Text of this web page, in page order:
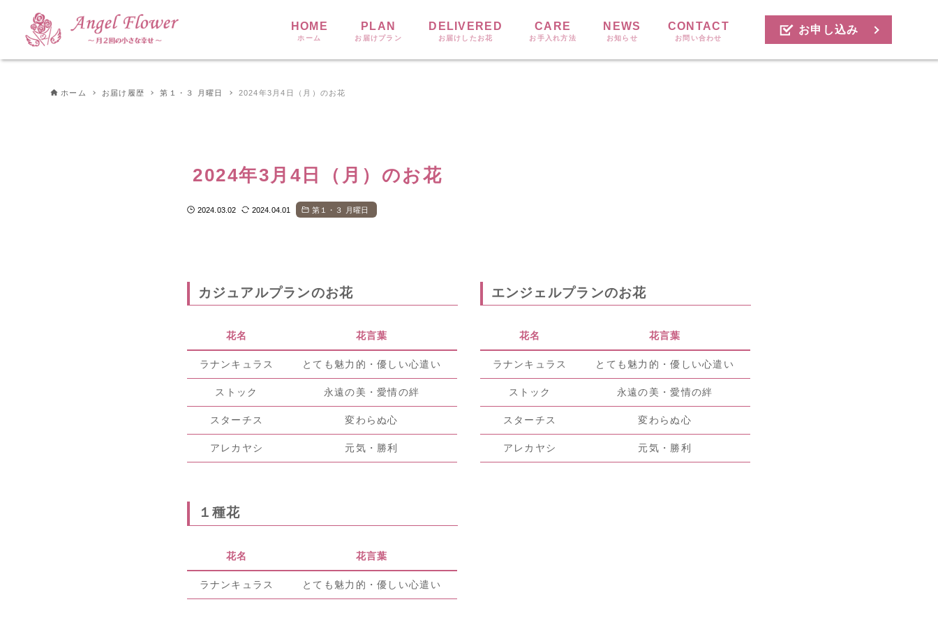
HOME
ホーム
PLAN
お届けプラン
DELIVERED
お届けしたお花
CARE
お手入れ方法
NEWS
お知らせ
CONTACT
お問い合わせ
お申し込み
ホーム お届け履歴 第１・３ 月曜日 2024年3月4日（月）のお花
2024年3月4日（月）のお花
2024.03.02 2024.04.01 第１・３ 月曜日
カジュアルプランのお花
花名 花言葉
ラナンキュラス とても魅力的・優しい心遣い
ストック 永遠の美・愛情の絆
スターチス 変わらぬ心
アレカヤシ 元気・勝利
エンジェルプランのお花
花名 花言葉
ラナンキュラス とても魅力的・優しい心遣い
ストック 永遠の美・愛情の絆
スターチス 変わらぬ心
アレカヤシ 元気・勝利
１種花
花名 花言葉
ラナンキュラス とても魅力的・優しい心遣い